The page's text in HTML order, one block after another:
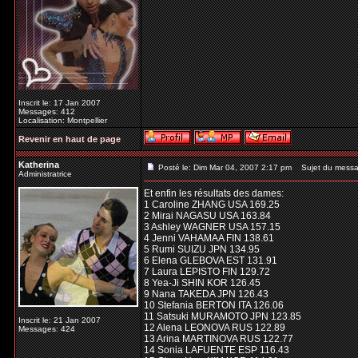
Inscrit le: 17 Jan 2007
Messages: 412
Localisation: Montpellier
Revenir en haut de page
Katherina
Administratrice
Inscrit le: 21 Jan 2007
Messages: 424
Posté le: Dim Mar 04, 2007 2:17 pm Sujet du
Et enfin les résultats des dames:
1 Caroline ZHANG USA 169.25
2 Mirai NAGASU USA 163.84
3 Ashley WAGNER USA 157.15
4 Jenni VAHAMAA FIN 138.61
5 Rumi SUIZU JPN 134.95
6 Elena GLEBOVA EST 131.91
7 Laura LEPISTO FIN 129.72
8 Yea-Ji SHIN KOR 126.45
9 Nana TAKEDA JPN 126.43
10 Stefania BERTON ITA 126.06
11 Satsuki MURAMOTO JPN 123.85
12 Alena LEONOVA RUS 122.89
13 Arina MARTINOVA RUS 122.77
14 Sonia LAFUENTE ESP 116.43